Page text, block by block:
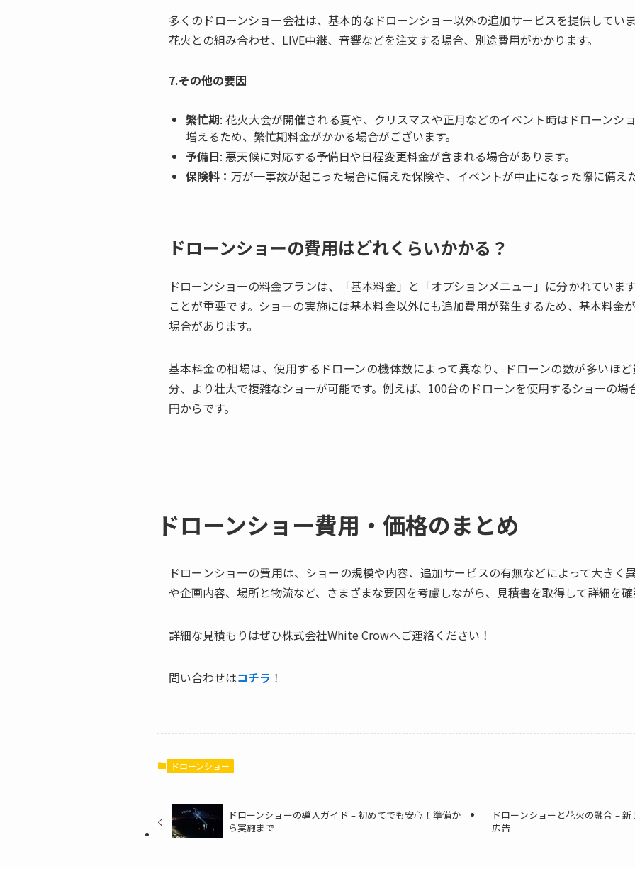
多くのドローンショー会社は、基本的なドローンショー以外の追加サービスを提供してい
花火との組み合わせ、LIVE中継、音響などを注文する場合、別途費用がかかります。
7.その他の要因
繁忙期: 花火大会が開催される夏や、クリスマスや正月などのイベント時はドローンシ
増えるため、繁忙期料金がかかる場合がございます。
予備日: 悪天候に対応する予備日や日程変更料金が含まれる場合があります。
保険料： 万が一事故が起こった場合に備えた保険や、イベントが中止になった際に備え
ドローンショーの費用はどれくらいかかる？
ドローンショーの料金プランは、「基本料金」と「オプションメニュー」に分かれていま
ことが重要です。ショーの実施には基本料金以外にも追加費用が発生するため、基本料金
場合があります。
基本料金の相場は、使用するドローンの機体数によって異なり、ドローンの数が多いほ
分、より壮大で複雑なショーが可能です。例えば、100台のドローンを使用するショーの
円からです。
ドローンショー費用・価格のまとめ
ドローンショーの費用は、ショーの規模や内容、追加サービスの有無などによって大きく
や企画内容、場所と物流など、さまざまな要因を考慮しながら、見積書を取得して詳細を
詳細な見積もりはぜひ株式会社White Crowへご連絡ください！
問い合わせはコチラ ！
ドローンショー
ドローンショーの導入ガイド – 初めてでも安心！準備か
ら実施まで –
ドローンショーと花火の融合 –
広告 –